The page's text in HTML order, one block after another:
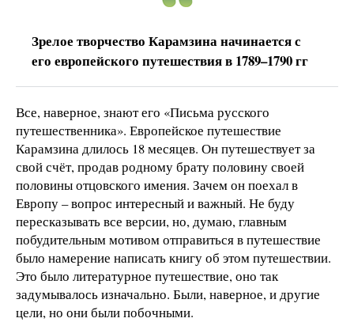
Зрелое творчество Карамзина начинается с
его европейского путешествия в 1789–1790 гг
Все, наверное, знают его «Письма русского
путешественника». Европейское путешествие
Карамзина длилось 18 месяцев. Он путешествует за
свой счёт, продав родному брату половину своей
половины отцовского имения. Зачем он поехал в
Европу – вопрос интересный и важный. Не буду
пересказывать все версии, но, думаю, главным
побудительным мотивом отправиться в путешествие
было намерение написать книгу об этом путешествии.
Это было литературное путешествие, оно так
задумывалось изначально. Были, наверное, и другие
цели, но они были побочными.